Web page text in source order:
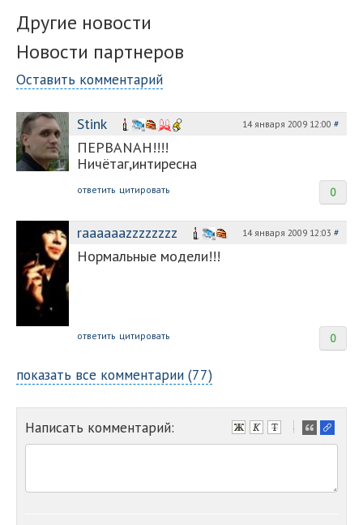
Другие новости
Новости партнеров
Оставить комментарий
Stink 14 января 2009 12:00 #
ПЕРВАNAH!!!!
Ничётаг,интиресна
0
ответить цитировать
raaaaaazzzzzzzz 14 января 2009 12:03 #
Нормальные модели!!!
0
ответить цитировать
показать все комментарии (77)
Написать комментарий:
-
-
-